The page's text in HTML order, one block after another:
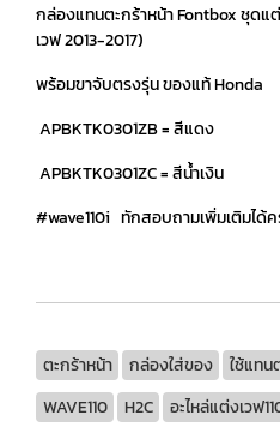
กล่องแทนตะกร้าหน้า Fontbox ชุดแ
เวฟ 2013-2017)
พร้อมขาจับตรงรุ่น ของแท้ Honda
APBKTK0301ZB = สีแดง
APBKTK0301ZC = สีน้ำเงิน
#wave110i ทักสอบถามเพิ่มเติมได้
ตะกร้าหน้า กล่องใส่ของ ใช้แทน
WAVE110
H2C อะไหล่แต่งเวฟ